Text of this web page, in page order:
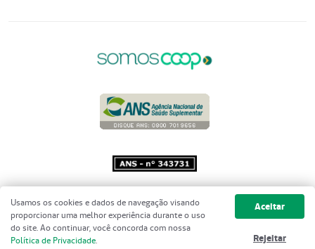
Copyright 2001 - 2026 Unimed do
Brasil - Todos os direitos reservados
Usamos os cookies e dados de navegação visando
proporcionar uma melhor experiência durante o uso
do site. Ao continuar, você concorda com nossa
Política de Privacidade.
Aceitar
Rejeitar